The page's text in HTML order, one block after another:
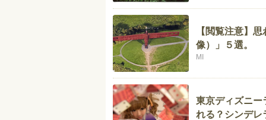
【閲覧注意】
像）」５選。
MI
東京ディズニー
れる？シンデレ